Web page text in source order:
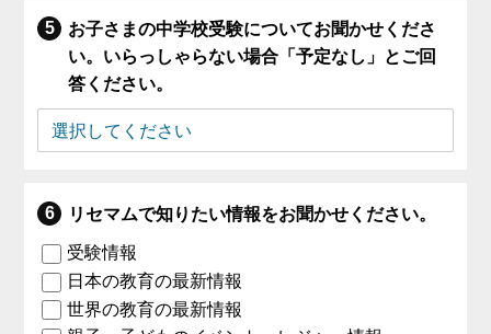
お子さまの中学校受験についてお聞かせくださ
い。いらっしゃらない場合「予定なし」とご回
答ください。
リセマムで知りたい情報をお聞かせください。
受験情報
日本の教育の最新情報
世界の教育の最新情報